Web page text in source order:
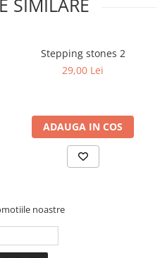
SIMILARE
Stepping stones 2
29,00 Lei
ADAUGA IN COS
noastre